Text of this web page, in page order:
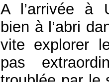
A l’arrivée à
bien à l’abri
vite explorer
pas